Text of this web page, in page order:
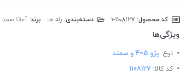
کد محصول: دسته‌بندی: رله ها برند: آماتا صمد
ویژگی‌ها
نوع: پژو 405 و سمند
کد کالا: 1108127